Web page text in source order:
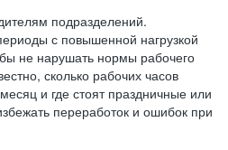
подразделений.
с повышенной нагрузкой
не нарушать нормы рабочего
сколько рабочих часов
и где стоят праздничные или
переработок и ошибок при